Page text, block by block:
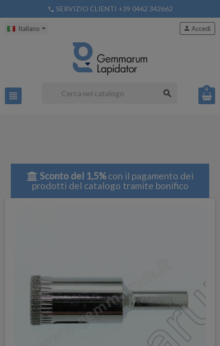
phone SERVIZIO CLIENTI +39 0462 342662
Italiano
view_headline search
person Accedi
0
Sconto del 1,5%con il pagamento dei
prodotti del catalogo tramite bonifico